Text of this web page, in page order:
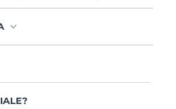
primi 2 anni dalla data di